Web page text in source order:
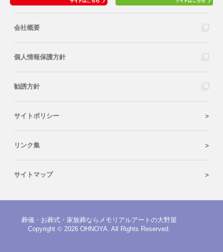
会社概要
個人情報保護方針
勧誘方針
サイトポリシー
リンク集
サイトマップ
葬儀・お葬式・家族葬ならメモリアルアートの大野屋
Copyright© 2026 OHNOYA. All Rights Reserved.